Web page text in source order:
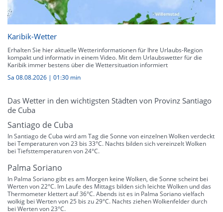
Karibik-Wetter
Erhalten Sie hier aktuelle Wetterinformationen für Ihre Urlaubs-Region
kompakt und informativ in einem Video. Mit dem Urlaubswetter für die
Karibik immer bestens über die Wettersituation informiert
Sa 08.08.2026 | 01:30 min
Das Wetter in den wichtigsten Städten von Provinz Santiago
de Cuba
Santiago de Cuba
In Santiago de Cuba wird am Tag die Sonne von einzelnen Wolken verdeckt
bei Temperaturen von 23 bis 33°C. Nachts bilden sich vereinzelt Wolken
bei Tiefsttemperaturen von 24°C.
Palma Soriano
In Palma Soriano gibt es am Morgen keine Wolken, die Sonne scheint bei
Werten von 22°C. Im Laufe des Mittags bilden sich leichte Wolken und das
Thermometer klettert auf 36°C. Abends ist es in Palma Soriano vielfach
wolkig bei Werten von 25 bis zu 29°C. Nachts ziehen Wolkenfelder durch
bei Werten von 23°C.